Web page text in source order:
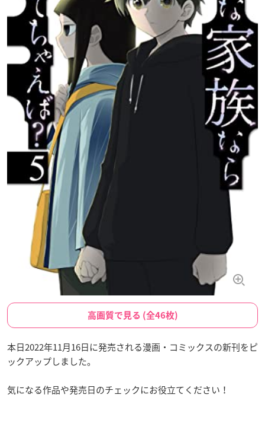
高画質で見る (全46枚)
本日2022年11月16日に発売される漫画・コミックスの新刊をピ
ックアップしました。
気になる作品や発売日のチェックにお役立てください！